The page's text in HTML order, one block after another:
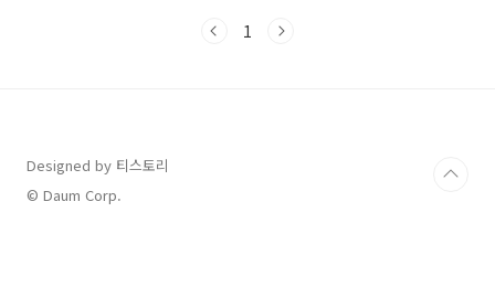
에는 스마트폰 사용 증가와 불규칙한 생활 습관
치했다가는 수년간 고생하거나 영구적인 가동 범
견은 한 번에 굳는 것이 아니라, 보통 1~2년에 걸
쳐 세 단계를 지납니다. 본인이 어디에 해당하는
지 확인해 보세요.단계특징 (상태)주된 증상기간
1
Designed by 티스토리
© Daum Corp.